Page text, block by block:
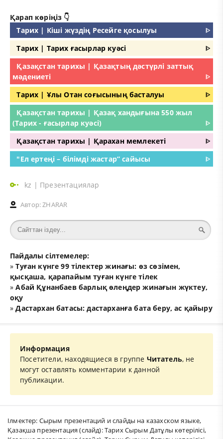
Қарап көріңіз 👇
Тарих | Кіші жүздің Ресейге қосылуы
ᐈ
Тарих | Тарих ғасырлар куәсі
ᐈ
Қазақстан тарихы | Қазақтың дәстүрлі заттық
мәдениеті
ᐈ
Тарих | Ұлы Отан соғысының басталуы
ᐈ
Қазақстан тарихы | Қазақ хандығына 550 жыл
(Тарих - ғасырлар куәсі)
ᐈ
Қазақстан тарихы | Қарахан мемлекеті
ᐈ
"Ел ертеңі – білімді жастар” сайысы
ᐈ
kz | Презентациялар
Автор:ZHARAR
Пайдалы сілтемелер:
»Туған күнге 99 тілектер жинағы: өз сөзімен,
қысқаша, қарапайым туған күнге тілек
»Абай Құнанбаев барлық өлеңдер жинағын жүктеу,
оқу
»Дастархан батасы: дастарханға бата беру, ас қайыру
Информация
Посетители, находящиеся в группе Читатель, не
могут оставлять комментарии к данной
публикации.
Ілмектер: Сырым презентаций и слайды на казахском языке,
Қазақша презентация (слайд): Тарих Сырым Датұлы көтерілісі,